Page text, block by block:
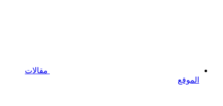
مقالات
الموقع